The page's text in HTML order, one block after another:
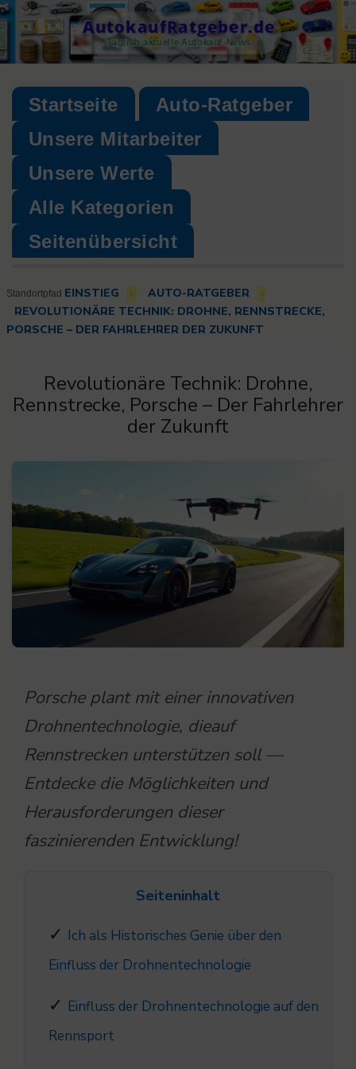
Skip
content
AutokaufRatgeber.de
Täglich aktuelle Autokauf-News
Startseite
Auto-Ratgeber
Unsere Mitarbeiter
Unsere Werte
Alle Kategorien
Seitenübersicht
Standortpfad EINSTIEG › AUTO-RATGEBER ›
REVOLUTIONÄRE TECHNIK: DROHNE, RENNSTRECKE,
PORSCHE – DER FAHRLEHRER DER ZUKUNFT
Revolutionäre Technik: Drohne,
Rennstrecke, Porsche – Der Fahrlehrer
der Zukunft
Porsche plant mit einer innovativen
Drohnentechnologie, dieauf
Rennstrecken unterstützen soll —
Entdecke die Möglichkeiten und
Herausforderungen dieser
faszinierenden Entwicklung!
Seiteninhalt
Ich als Historisches Genie über den
Einfluss der Drohnentechnologie
Einfluss der Drohnentechnologie auf den
Rennsport